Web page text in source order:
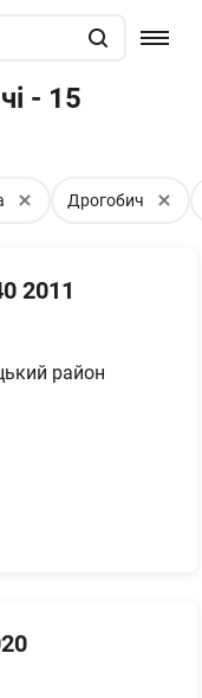
- 15
Дрогобич
2011
район